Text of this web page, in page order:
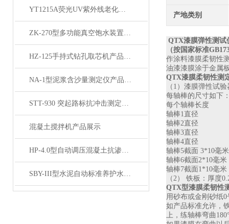
YT1215A荧光UV紫外线老化箱产品简介
ZK-270型多功能真空饱水装置产品展示
HZ-125手持式钻孔取芯机产品展示
NA-1型泥浆含沙量测定仪产品展示
STT-930 突起路标抗冲击测定器产品展示
混凝土搅拌机产品展示
HP-4.0型自动调压混凝土抗渗仪产品展示
SBY-III型水泥自动标准养护水箱产品展示
产地类别
QTX漆膜弹性测试
（按国家标准
作涂料漆膜柔韧性
油漆漆膜涂于金属
QTX漆膜柔韧性测
（ 1 ）漆膜弹性试
每轴棒的尺寸如下
每个轴棒长度
轴棒1直
轴棒2直
轴棒3直
轴棒4直
轴棒5截面 3*10毫
轴棒6截面2*10毫
轴棒7截面1*10毫
（2） 铁板：厚度
QTX型漆膜柔韧性
用砂布或金刚砂纸0
如产品标准允许，
上，练轴棒弯曲 180